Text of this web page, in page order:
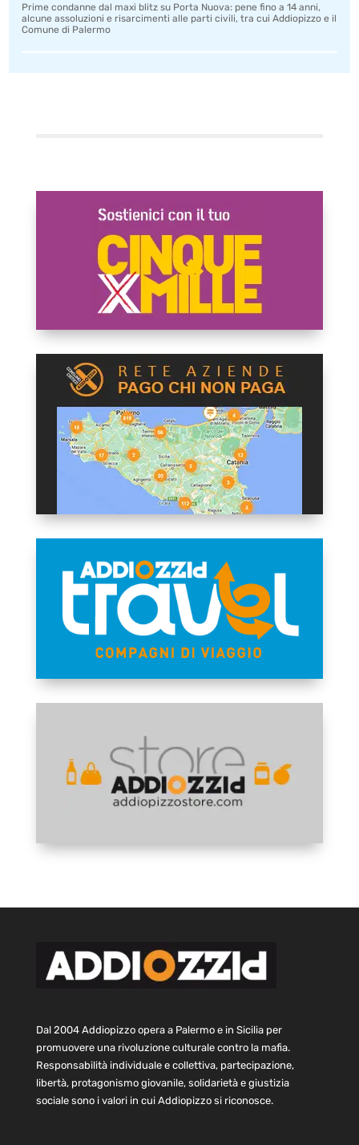
Prime condanne dal maxi blitz su Porta Nuova: pene fino a 14 anni,
alcune assoluzioni e risarcimenti alle parti civili, tra cui Addiopizzo e il
Comune di Palermo
Dal 2004 Addiopizzo opera a Palermo e in Sicilia per
promuovere una rivoluzione culturale contro la mafia.
Responsabilità individuale e collettiva, partecipazione,
libertà, protagonismo giovanile, solidarietà e giustizia
sociale sono i valori in cui Addiopizzo si riconosce.